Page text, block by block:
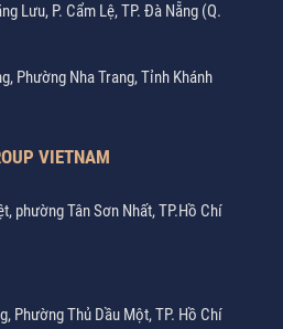
Lưu, P. Cẩm Lệ, TP. Đà Nẵng (Q.
Phường Nha Trang, Tỉnh Khánh
VIETNAM
phường Tân Sơn Nhất, TP.Hồ Chí
Phường Thủ Dầu Một, TP. Hồ Chí